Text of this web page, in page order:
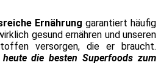
Ernährung ga­ran­tiert häu­fig
ge­sund er­näh­ren und un­se­ren
ver­sor­gen, die er braucht.
die bes­ten Superfoods zum